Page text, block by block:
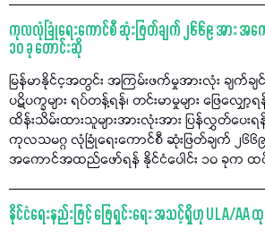
ကုလလုံခြုံရေးကောင်စီ ဆုံးဖြတ်ချက် ၂၆၆၉ အား အ
၁၀ ခု တောင်းဆို
မြန်မာနိုင်င့အတွင်း အကြမ်းဖက်မှုအားလုံး ချက်ခ
ပဋိပက္ခများ ရပ်တန့်ရန်၊ တင်းမာမှုများ ဖြေလျှော့
ထိန်းသိမ်းထားသူများအားလုံးအား ပြန်လွှတ်ပ
ကုလသမဂ္ဂ လုံခြုံရေးကောင်စီ ဆုံးဖြတ်ချက် ၂၆၆၉
အကောင်အထည်ဖော်ရန် နိုင်ငံပေါင်း ၁၀ ခုက
နိုင်ငံရေးနည်းဖြင့် ဖြေရှင်းရေး အသင့်ရှိဟု ULA/AA